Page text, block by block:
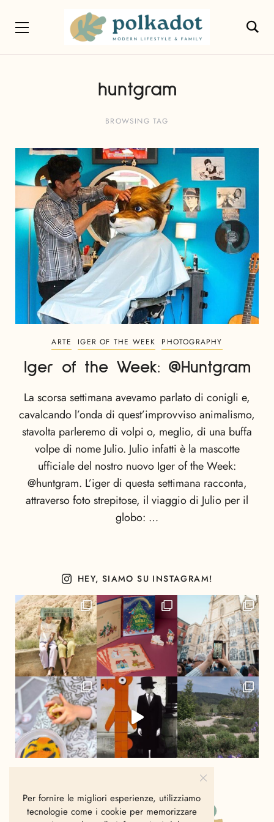
huntgram
BROWSING TAG
ARTE IGER OF THE WEEK PHOTOGRAPHY
Iger of the Week: @Huntgram
La scorsa settimana avevamo parlato di conigli e,
cavalcando l’onda di quest’improvviso animalismo,
stavolta parleremo di volpi o, meglio, di una buffa
volpe di nome Julio. Julio infatti è la mascotte
ufficiale del nostro nuovo Iger of the Week:
@huntgram. L’iger di questa settimana racconta,
attraverso foto strepitose, il viaggio di Julio per il
globo: …
HEY, SIAMO SU INSTAGRAM!
Per fornire le migliori esperienze, utilizziamo
tecnologie come i cookie per memorizzare